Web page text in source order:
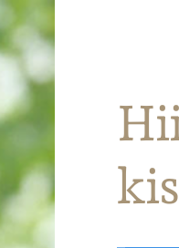
Parkanon